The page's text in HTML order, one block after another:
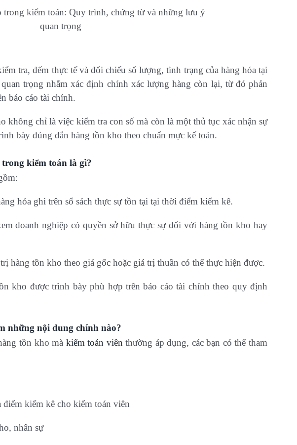
trong kiểm toán: Quy trình, chứng từ và những lưu ý
quan trọng
tra, đếm thực tế và đối chiếu số lượng, tình trạng của hàng hóa tại
trọng nhằm xác định chính xác lượng hàng còn lại, từ đó phản
báo cáo tài chính.
không chỉ là việc kiểm tra con số mà còn là một thủ tục xác nhận sự
bày đúng đắn hàng tồn kho theo chuẩn mực kế toán.
kiểm toán là gì?
hóa ghi trên sổ sách thực sự tồn tại tại thời điểm kiểm kê.
doanh nghiệp có quyền sở hữu thực sự đối với hàng tồn kho hay
hàng tồn kho theo giá gốc hoặc giá trị thuần có thể thực hiện được.
kho được trình bày phù hợp trên báo cáo tài chính theo quy định
những nội dung chính nào?
tồn kho mà kiểm toán viên thường áp dụng, các bạn có thể tham
kiểm kê cho kiểm toán viên
nhân sự